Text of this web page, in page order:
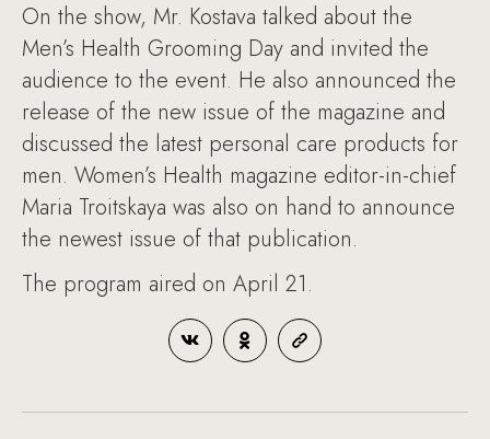
On the show, Mr. Kostava talked about the
Men’s Health Grooming Day and invited the
audience to the event. He also announced the
release of the new issue of the magazine and
discussed the latest personal care products for
men. Women’s Health magazine editor-in-chief
Maria Troitskaya was also on hand to announce
the newest issue of that publication.
The program aired on April 21.